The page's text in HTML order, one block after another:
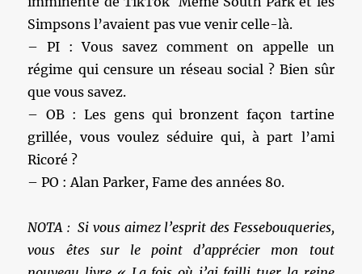
Simpsons l’avaient pas vue venir celle-là.
– PI : Vous savez comment on appelle un
régime qui censure un réseau social ? Bien sûr
que vous savez.
– OB : Les gens qui bronzent façon tartine
grillée, vous voulez séduire qui, à part l’ami
Ricoré ?
– PO : Alan Parker, Fame des années 80.
NOTA : Si vous aimez l’esprit des Fessebouqueries,
vous êtes sur le point d’apprécier mon tout